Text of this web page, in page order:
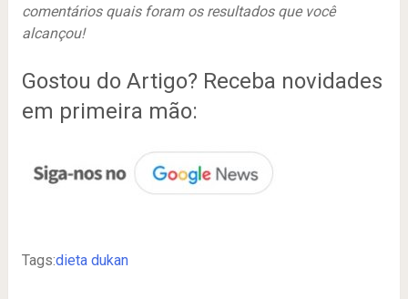
comentários quais foram os resultados que você
alcançou!
Gostou do Artigo? Receba novidades
em primeira mão:
Tags:dieta dukan